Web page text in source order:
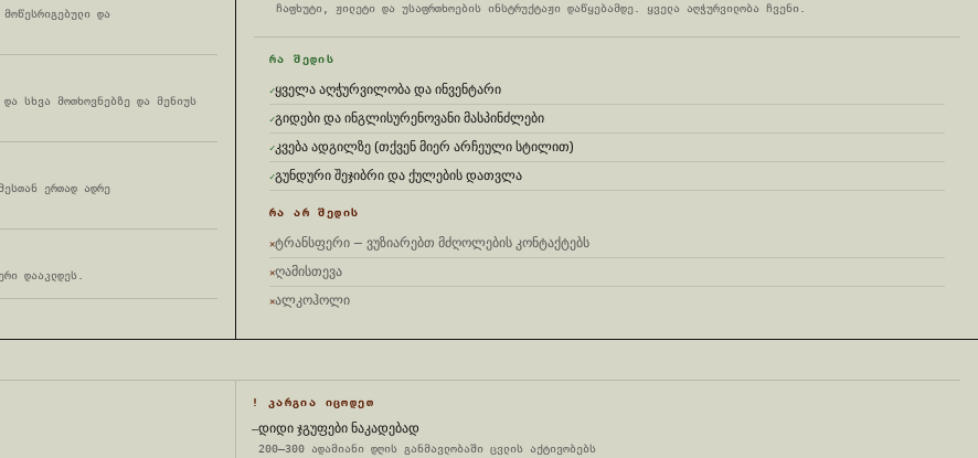
და
და სხვა მოთხოვნებზე და მენიუს
ერთად ადრე
დააკლდეს.
ჩაფხუტი, ჟილეტი და უსაფრთხოების ინსტრუქტაჟი დაწყებამდე. ყველა აღჭურვილობა ჩვენი.
ᲠᲐ ᲨᲔᲓᲘᲡ
ყველა აღჭურვილობა და ინვენტარი
გიდები და ინგლისურენოვანი მასპინძლები
კვება ადგილზე (თქვენ მიერ არჩეული სტილით)
გუნდური შეჯიბრი და ქულების დათვლა
ᲠᲐ ᲐᲠ ᲨᲔᲓᲘᲡ
ტრანსფერი — ვუზიარებთ მძღოლების კონტაქტებს
ღამისთევა
ალკოჰოლი
! ᲙᲐᲠᲒᲘᲐ ᲘᲪᲝᲓᲔᲗ
—დიდი ჯგუფები ნაკადებად
200–300 ადამიანი დღის განმავლობაში ცვლის აქტივობებს